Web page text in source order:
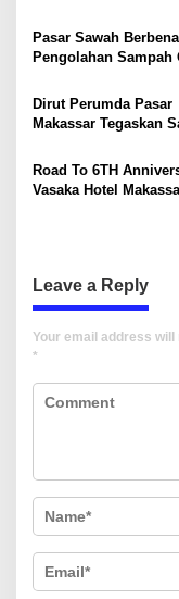
g
a
t
i
o
n
Explorers
Pasar Sawah
Pengolahan Sampah
Dirut Perumda Pasar
Makassar Tegaskan
Bukan Dibuang ke TPA
Road To 6TH
Vasaka Hotel
Leave a Reply
Your email address will
*